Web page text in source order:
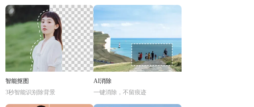
智能抠图
3秒智能识别除背景
AI消除
一键消除，不留痕迹